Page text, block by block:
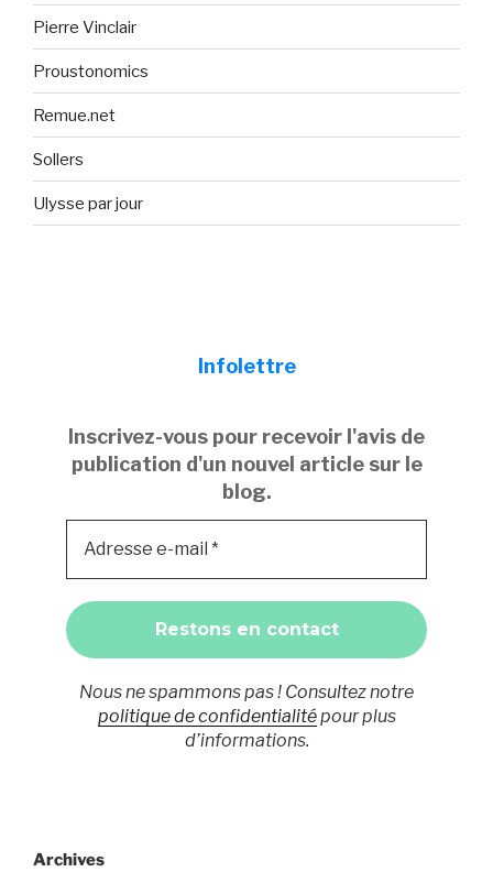
Pierre Vinclair
Proustonomics
Remue.net
Sollers
Ulysse par jour
Infolettre
Inscrivez-vous pour recevoir l'avis de
publication d'un nouvel article sur le
blog.
Nous ne spammons pas ! Consultez notre
politique de confidentialitépour plus
d’informations.
Archives